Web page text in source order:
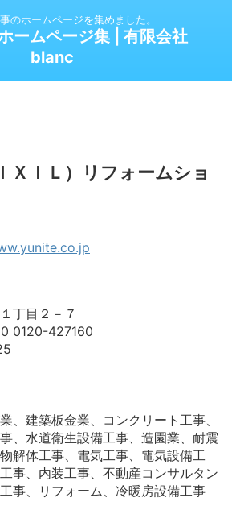
のホームページを集めました。
ームページ集 | 有限会社
blanc
ＸＩＬ）リフォームショ
丁目２－７
0120-427160
、建築板金業、コンクリート工事、
、水道衛生設備工事、造園業、耐震
解体工事、電気工事、電気設備工
事、内装工事、不動産コンサルタン
事、リフォーム、冷暖房設備工事